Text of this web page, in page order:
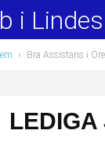
Yrkesområden
juridik
Populära jobb
och
i
› Bra Assistans i